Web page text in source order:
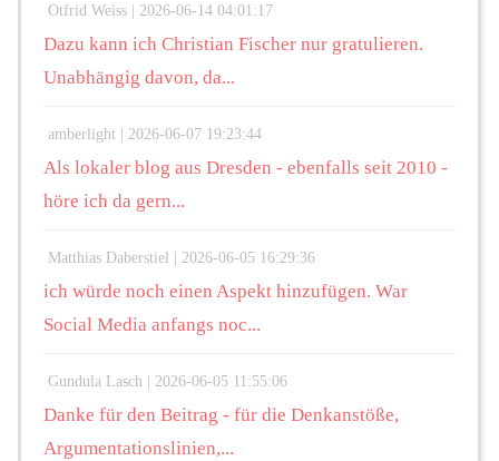
Otfrid Weiss | 2026-06-14 04:01:17
Dazu kann ich Christian Fischer nur gratulieren.
Unabhängig davon, da...
amberlight | 2026-06-07 19:23:44
Als lokaler blog aus Dresden - ebenfalls seit 2010 -
höre ich da gern...
Matthias Daberstiel | 2026-06-05 16:29:36
ich würde noch einen Aspekt hinzufügen. War
Social Media anfangs noc...
Gundula Lasch | 2026-06-05 11:55:06
Danke für den Beitrag - für die Denkanstöße,
Argumentationslinien,...